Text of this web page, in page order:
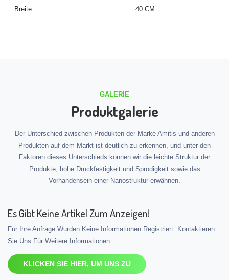
Breite 40 CM
GALERIE
Produktgalerie
Der Unterschied zwischen Produkten der Marke Amitis und anderen
Produkten auf dem Markt ist deutlich zu erkennen, und unter den
Faktoren dieses Unterschieds können wir die leichte Struktur der
Produkte, hohe Druckfestigkeit und Sprödigkeit sowie das
Vorhandensein einer Nanostruktur erwähnen.
Es Gibt Keine Artikel Zum Anzeigen!
Für Ihre Anfrage Wurden Keine Informationen Registriert. Kontaktieren
Sie Uns Für Weitere Informationen.
KLICKEN SIE HIER, UM UNS ZU